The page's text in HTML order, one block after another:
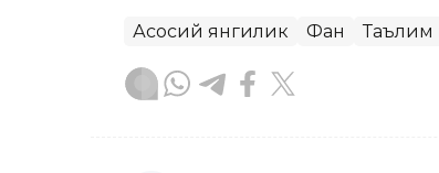
Асосий янгилик Фан Таълим